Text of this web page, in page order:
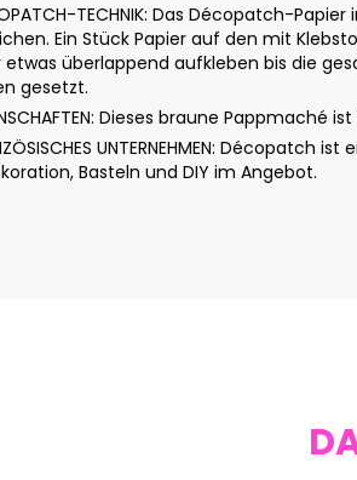
TECHNIK: Das Décopatch-
Ein Stück Papier auf den mit
überlappend aufkleben bis die
gesetzt.
Dieses braune
UNTERNEHMEN:
Basteln und DIY im Angebot.